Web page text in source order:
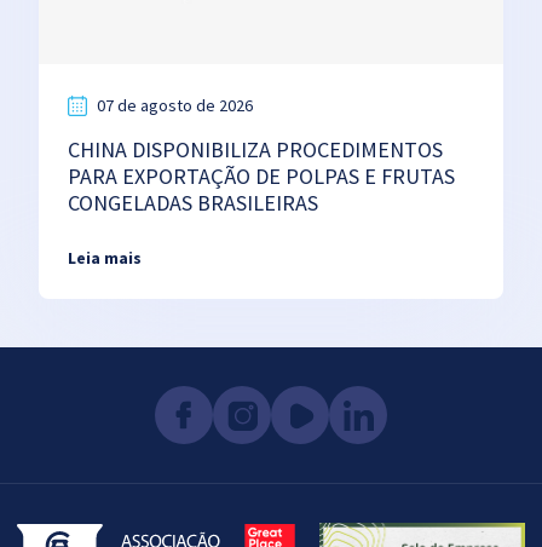
07 de agosto de 2026
CHINA DISPONIBILIZA PROCEDIMENTOS
PARA EXPORTAÇÃO DE POLPAS E FRUTAS
CONGELADAS BRASILEIRAS
Leia mais